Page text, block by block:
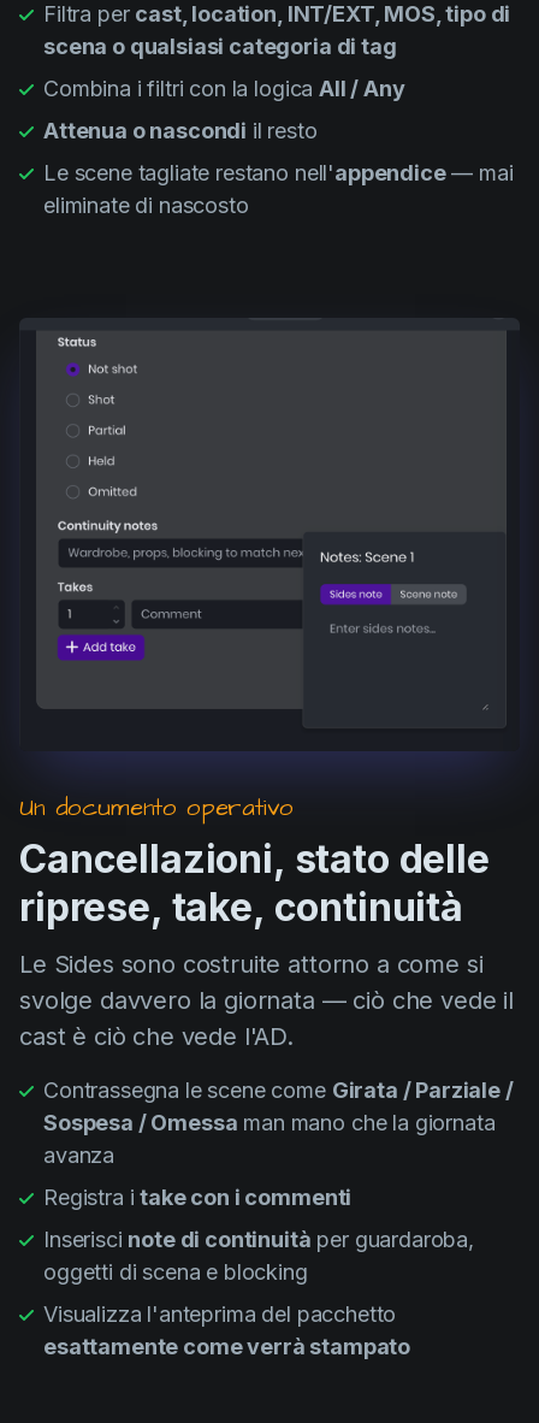
Filtra per cast, location, INT/EXT, MOS, tipo di
scena o qualsiasi categoria di tag
Combina i filtri con la logicaAll / Any
Attenua o nascondi il resto
Le scene tagliate restano nell'appendice— mai
eliminate di nascosto
Un documento operativo
Cancellazioni, stato delle
riprese, take, continuità
Le Sides sono costruite attorno a come si
svolge davvero la giornata — ciò che vede il
cast è ciò che vede l'AD.
Contrassegna le scene come Girata / Parziale /
Sospesa / Omessa man mano che la giornata
avanza
Registra itake con i commenti
Inserisci note di continuità per guardaroba,
oggetti di scena e blocking
Visualizza l'anteprima del pacchetto
esattamente come verrà stampato